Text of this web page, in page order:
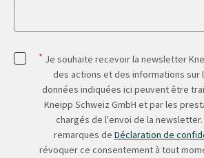
* Je souhaite recevoir la newsletter
des actions et des informations sur
données indiquées ici peuvent être
Kneipp Schweiz GmbH et par les
chargés de l'envoi de la
remarques de Déclaration de
révoquer ce consentement à tout